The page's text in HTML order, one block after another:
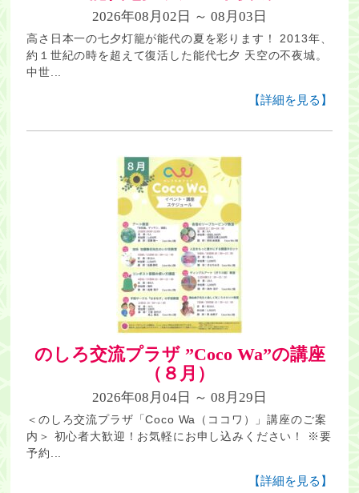
2026年08月02日 ～ 08月03日
高さ日本一の七夕灯籠が能代の夏を彩ります！ 2013年、
約１世紀の時を超えて復活した能代七夕 天空の不夜城。
中世...
【詳細を見る】
のしろ交流プラザ ”Coco Wa”の講座
（８月）
2026年08月04日 ～ 08月29日
＜のしろ交流プラザ「Coco Wa（ココワ）」講座のご案
内＞ 初心者大歓迎！お気軽にお申し込みください！ ※要
予約...
【詳細を見る】